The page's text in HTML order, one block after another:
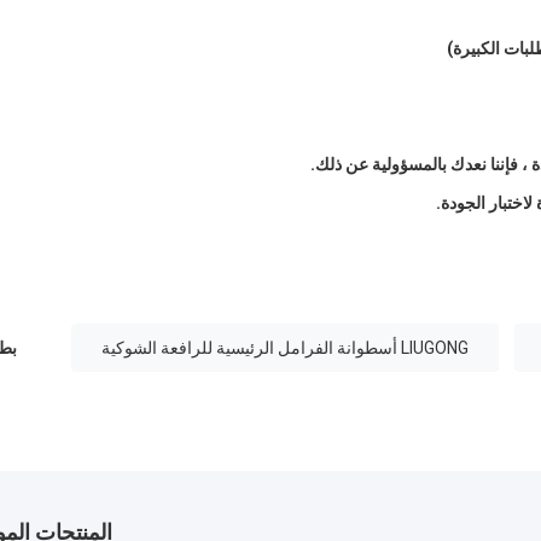
الجودة.
LIUGONG أسطوانة الفرامل الرئيسية للرافعة الشوكية
المنتجات